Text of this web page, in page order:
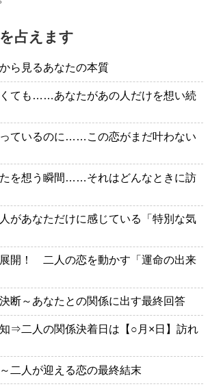
占えます
ら見るあなたの本質
ても……あなたがあの人だけを想い続
ているのに……この恋がまだ叶わない
を想う瞬間……それはどんなときに訪
あなただけに感じている「特別な気
開！ 二人の恋を動かす「運命の出来
断～あなたとの関係に出す最終回答
⇒二人の関係決着日は【○月×日】訪れ
二人が迎える恋の最終結末